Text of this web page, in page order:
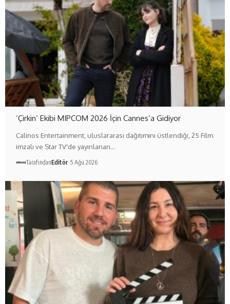
‘Çirkin’ Ekibi MIPCOM 2026 İçin Cannes’a Gidiyor
Calinos Entertainment, uluslararası dağıtımını üstlendiği, 25 Film
imzalı ve Star TV'de yayınlanan…
TarafındanEditör 5 Ağu 2026